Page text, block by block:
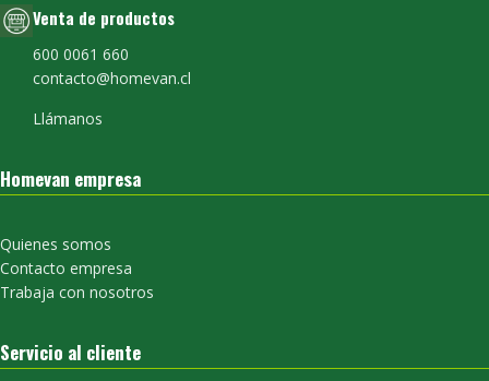
Venta de productos
600 0061 660
contacto@homevan.cl
Llámanos
Homevan empresa
Quienes somos
Contacto empresa
Trabaja con nosotros
Servicio al cliente